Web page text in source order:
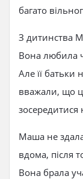
багато
З дитинства
Вона любила
Але її батьки
вважали, що
Маша не
вдома, після
Вона брала